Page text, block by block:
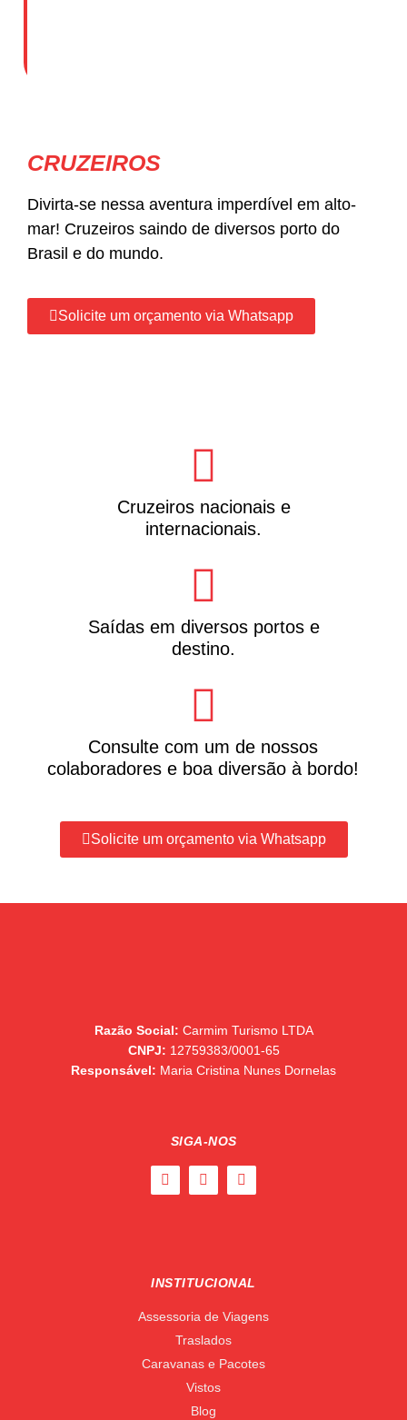
CRUZEIROS
Divirta-se nessa aventura imperdível em alto-
mar! Cruzeiros saindo de diversos porto do
Brasil e do mundo.
Solicite um orçamento via Whatsapp
Cruzeiros nacionais e
internacionais.
Saídas em diversos portos e
destino.
Consulte com um de nossos
colaboradores e boa diversão à bordo!
Solicite um orçamento via Whatsapp
Razão Social: Carmim Turismo LTDA
CNPJ: 12759383/0001-65
Responsável: Maria Cristina Nunes Dornelas
SIGA-NOS
INSTITUCIONAL
Assessoria de Viagens
Traslados
Caravanas e Pacotes
Vistos
Blog